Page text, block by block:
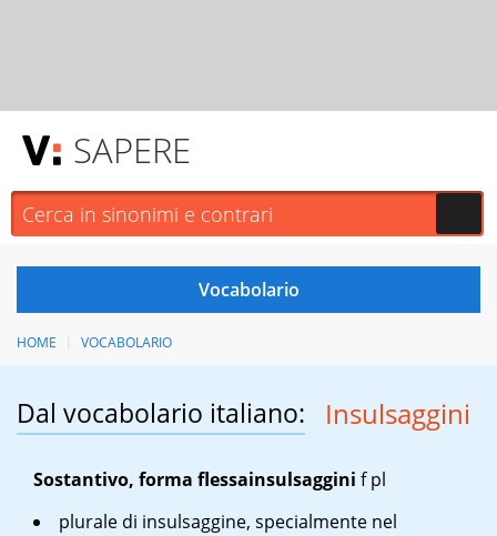
SAPERE
HOME VOCABOLARIO
Dal vocabolario italiano: Insulsaggini
Sostantivo, forma flessainsulsaggini f pl
plurale di insulsaggine, specialmente nel